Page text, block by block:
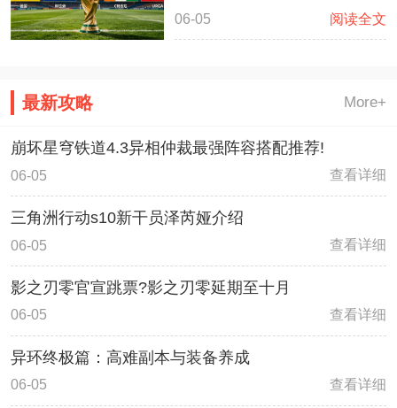
的斩杀效果。如果能够利用好血
誓雇佣兵这套卡组将会战无不
率，直接模拟了数万次世界杯赛
程的超级计算程序，经过5万次
队伍预测，这一次，高盛推算出
冠的队伍
06-05 阅读全文
最新攻略 More+
崩坏星穹铁道4.3异相仲裁最强阵容搭配推荐!
06-05 查看详细
三角洲行动s10新干员泽芮娅介绍
06-05 查看详细
影之刃零官宣跳票?影之刃零延期至十月
06-05 查看详细
异环终极篇：高难副本与装备养成
06-05 查看详细